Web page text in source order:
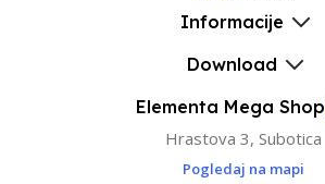
Informacije
Download
Elementa Mega Shop
Hrastova 3, Subotica
Pogledaj na mapi